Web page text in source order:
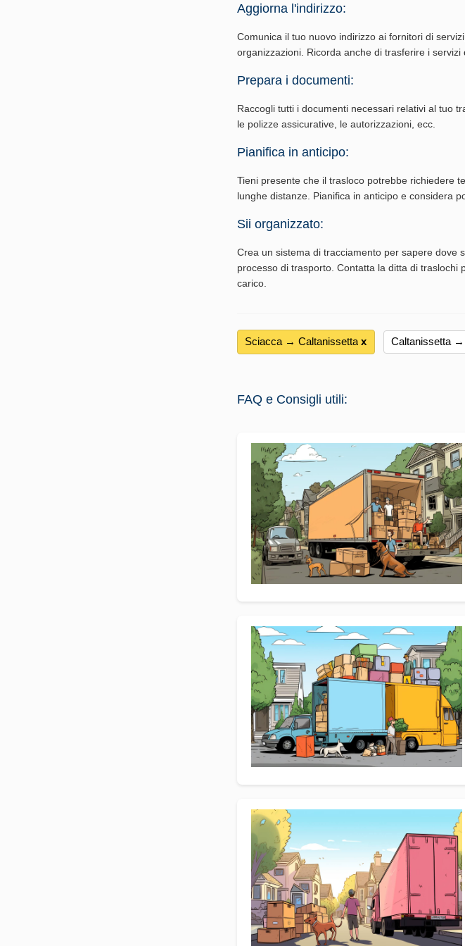
Aggiorna l'indirizzo:
Comunica il tuo nuovo indirizzo ai fornitori di
organizzazioni. Ricorda anche di trasferire i servizi
Prepara i documenti:
Raccogli tutti i documenti necessari relativi al tuo
le polizze assicurative, le autorizzazioni, ecc.
Pianifica in anticipo:
Tieni presente che il trasloco potrebbe richiedere
lunghe distanze. Pianifica in anticipo e considera
Sii organizzato:
Crea un sistema di tracciamento per sapere dove
processo di trasporto. Contatta la ditta di
carico.
Sciacca → Caltanissetta х Caltanissetta
FAQ e Consigli utili: